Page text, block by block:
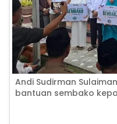
Andi Sudirman
bantuan sembako